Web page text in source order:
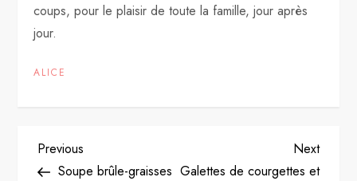
coups, pour le plaisir de toute la famille, jour après
jour.
ALICE
P
Previous
Post
Previous
Soupe brûle-graisses
Next
Post
Next
Galettes de courgettes et